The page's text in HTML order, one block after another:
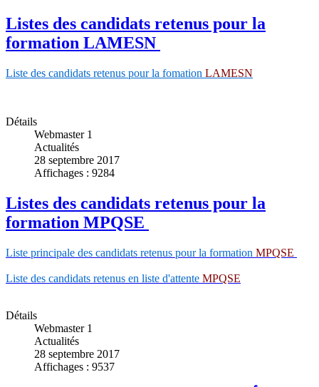
Listes des candidats retenus pour la
formation LAMESN
Liste des candidats retenus pour la fomation LAMESN
Détails
Webmaster 1
Actualités
28 septembre 2017
Affichages : 9284
Listes des candidats retenus pour la
formation MPQSE
Liste principale des candidats retenus pour la formation MPQSE
Liste des candidats retenus en liste d'attente MPQSE
Détails
Webmaster 1
Actualités
28 septembre 2017
Affichages : 9537